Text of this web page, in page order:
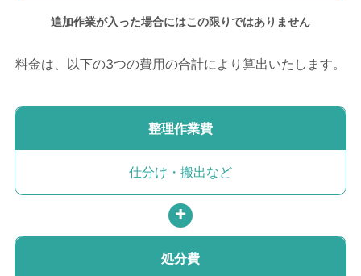
追加作業が入った場合にはこの限りではありません
料金は、以下の3つの費用の合計により算出いたします。
整理作業費
仕分け・搬出など
処分費